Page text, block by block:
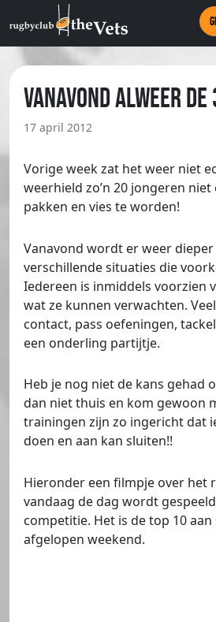
Vanavond alweer
17 april 2012
Vorige week zat het weer niet
weerhield zo’n 20 jongeren
pakken en vies te worden!
Vanavond wordt er weer
verschillende situaties die
Iedereen is inmiddels voorzien
wat ze kunnen verwachten.
contact, pass oefeningen,
een onderling partijtje.
Heb je nog niet de kans gehad
dan niet thuis en kom gewoon
trainingen zijn zo ingericht dat
doen en aan kan sluiten!!
Hieronder een filmpje over het
vandaag de dag wordt
competitie. Het is de top 10
afgelopen weekend.